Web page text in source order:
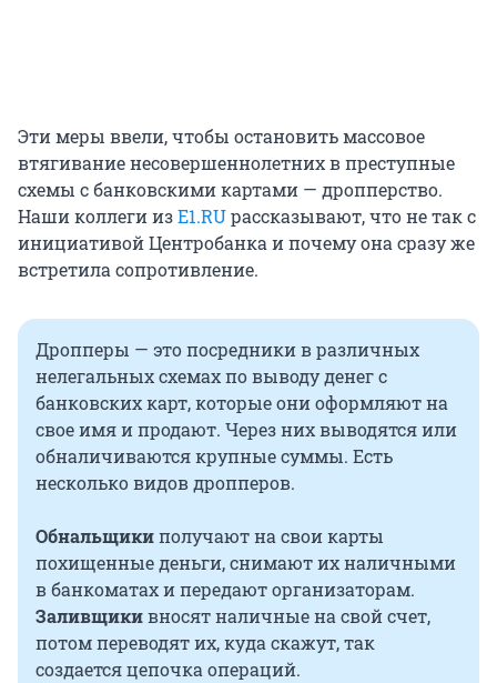
Эти меры ввели, чтобы остановить массовое
втягивание несовершеннолетних в преступные
схемы с банковскими картами — дропперство.
Наши коллеги изE1.RUрассказывают, что не так с
инициативой Центробанка и почему она сразу же
встретила сопротивление.
Дропперы — это посредники в различных
нелегальных схемах по выводу денег с
банковских карт, которые они оформляют на
свое имя и продают. Через них выводятся или
обналичиваются крупные суммы. Есть
несколько видов дропперов.
Обнальщикиполучают на свои карты
похищенные деньги, снимают их наличными
в банкоматах и передают организаторам.
Заливщикивносят наличные на свой счет,
потом переводят их, куда скажут, так
создается цепочка операций.